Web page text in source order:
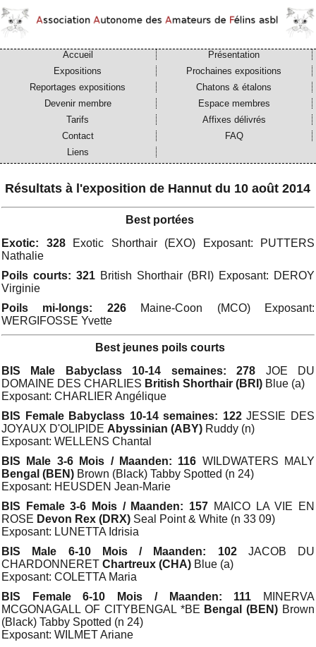
Accueil
Présentation
Expositions
Prochaines expositions
Reportages expositions
Chatons & étalons
Devenir membre
Espace membres
Tarifs
Affixes délivrés
Contact
FAQ
Liens
Résultats à l'exposition de Hannut du 10 août 2014
Best portées
Exotic: 328Exotic Shorthair (EXO) Exposant: PUTTERS
Nathalie
Poils courts: 321 British Shorthair (BRI) Exposant: DEROY
Virginie
Poils mi-longs: 226Maine-Coon (MCO) Exposant:
WERGIFOSSE Yvette
Best jeunes poils courts
BIS Male Babyclass 10-14 semaines: 278 JOE DU
DOMAINE DES CHARLIES British Shorthair (BRI) Blue (a)
Exposant: CHARLIER Angélique
BIS Female Babyclass 10-14 semaines: 122JESSIE DES
JOYAUX D'OLIPIDE Abyssinian (ABY) Ruddy (n)
Exposant: WELLENS Chantal
BIS Male 3-6 Mois / Maanden: 116 WILDWATERS MALY
Bengal (BEN) Brown (Black) Tabby Spotted (n 24)
Exposant: HEUSDEN Jean-Marie
BIS Female 3-6 Mois / Maanden: 157 MAICO LA VIE EN
ROSE Devon Rex (DRX) Seal Point & White (n 33 09)
Exposant: LUNETTA Idrisia
BIS Male 6-10 Mois / Maanden: 102JACOB DU
CHARDONNERET Chartreux (CHA) Blue (a)
Exposant: COLETTA Maria
BIS Female 6-10 Mois / Maanden: 111 MINERVA
MCGONAGALL OF CITYBENGAL *BE Bengal (BEN) Brown
(Black) Tabby Spotted (n 24)
Exposant: WILMET Ariane